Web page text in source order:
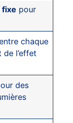
fixe pour
chaque
l’effet
des